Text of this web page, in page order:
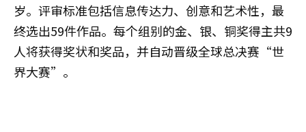
岁。评审标准包括信息传达力、创意和艺术性，最
终选出59件作品。每个组别的金、银、铜奖得主共9
人将获得奖状和奖品，并自动晋级全球总决赛“世
界大赛”。